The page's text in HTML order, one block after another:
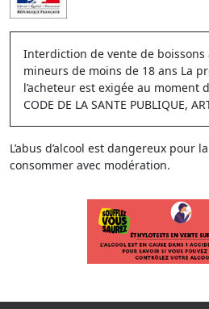
Interdiction de vente de boissons
mineurs de moins de 18 ans La
l’acheteur est exigée au moment
CODE DE LA SANTE PUBLIQUE,
L’abus d’alcool est dangereux pour
consommer avec modération.